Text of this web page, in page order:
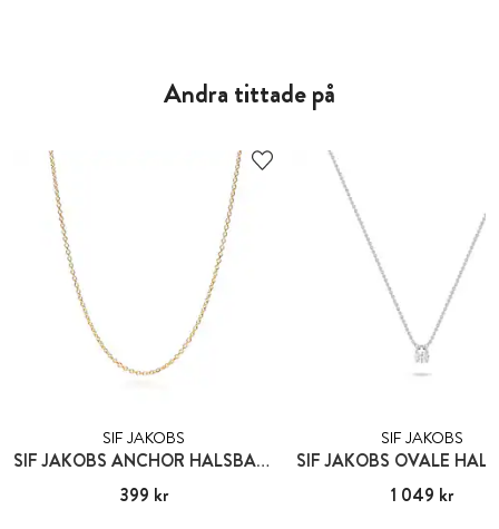
Andra tittade på
SIF JAKOBS
SIF JAKOBS ANCHOR HALSBAND
Pris:399 kr
399 kr
SIF JAKOBS
SIF JAKOBS OVALE
Pris :1 049 kr
1 049 kr